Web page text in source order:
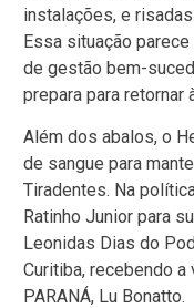
instalações, e
Essa situação
de gestão bem-
prepara para
Além dos abalos, o
de sangue para
Tiradentes. Na
Ratinho Junior para
Leonidas Dias do
Curitiba, recebendo
PARANÁ, Lu Bonatto.